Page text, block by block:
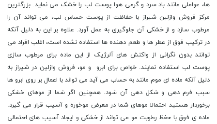
ها، عواملی مانند باد سرد و گرمی هوا پوست لب را خشک می نماید. بزرگترین
مرکز فروش وازلین شیراز با حفاظت از پوست حساس لب، می تواند آن را
مرطوب سازد و از خشکی آن جلوگیری به عمل آورد. علاوه بر این به دلیل آنکه
در ترکیب فوق از عطر ها و طعم دهنده ها استفاده نشده است، اغلب افراد می
توانند بدون نگرانی از واکنش های آلرژیک از این ماده برای مرطوب سازی
پوست لب استفاده نمایند. خواص برای ابرو و مو، فروش وازلین در شیراز به
دلیل آنکه ماده ای موم مانند به حساب می آید می تواند با اعمال بر روی ابرو ها
سبب فرم دهی و شکل دهی آن شود. همچنین اگر شما از موهای خشکی
برخوردار هستید احتمالا موهای شما در معرض موخوره و آسیب قرار می گیرد.
ماده ی فوق با حفظ رطوبت مو می تواند از خشکی و ایجاد آسیب های احتمالی